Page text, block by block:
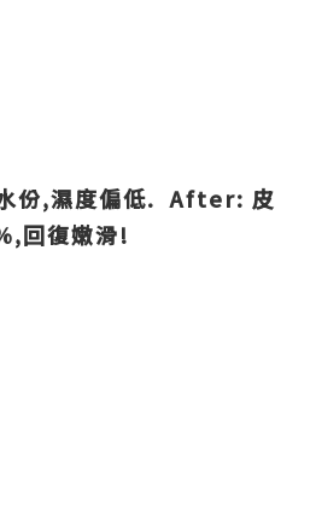
份,濕度偏低. After: 皮
回復嫩滑!